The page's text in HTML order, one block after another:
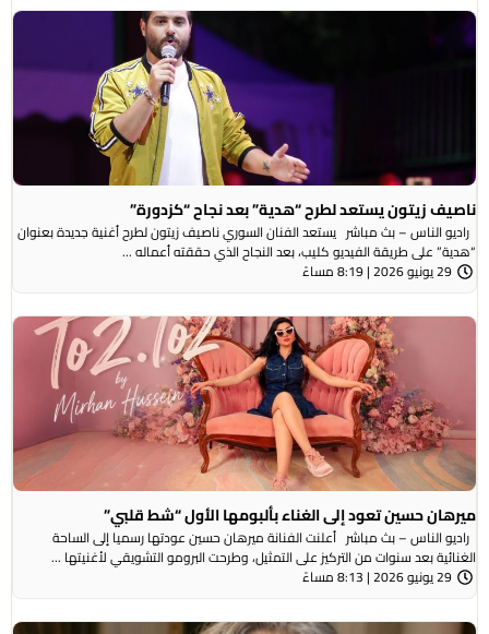
ناصيف زيتون يستعد لطرح “هدية” بعد نجاح “كزدورة”
راديو الناس – بث مباشر يستعد الفنان السوري ناصيف زيتون لطرح أغنية جديدة بعنوان
“هدية” على طريقة الفيديو كليب، بعد النجاح الذي حققته أعماله ...
29 يونيو 2026 | 8:19 مساءً
ميرهان حسين تعود إلى الغناء بألبومها الأول “شط قلبي”
راديو الناس – بث مباشر أعلنت الفنانة ميرهان حسين عودتها رسميا إلى الساحة
الغنائية بعد سنوات من التركيز على التمثيل، وطرحت البرومو التشويقي لأغنيتها ...
29 يونيو 2026 | 8:13 مساءً